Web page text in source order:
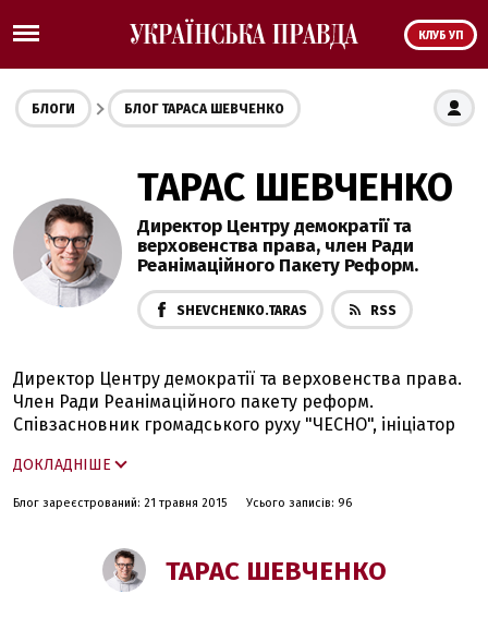
КЛУБ УП
БЛОГИ БЛОГ ТАРАСА ШЕВЧЕНКО
ТАРАС ШЕВЧЕНКО
Директор Центру демократії та
верховенства права, член Ради
Реанімаційного Пакету Реформ.
SHEVCHENKO.TARAS RSS
Директор Центру демократії та верховенства права.
Член Ради Реанімаційного пакету реформ.
Співзасновник громадського руху "ЧЕСНО", ініціатор
безпечні дороги". Засновник проекту "Київ без
тютюнового диму". Стипендіат програми Yale World
Fellows 2017
Співавтор низки чинних українських законів та
законопроектів, що включені до порядку денного
ДОКЛАДНІШЕ
Блог зареєстрований: 21 травня 2015 Усього записів: 96
ТАРАС ШЕВЧЕНКО